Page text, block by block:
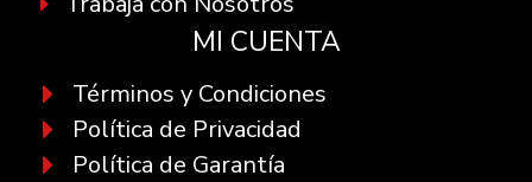
MI CUENTA
Términos y Condiciones
Política de Privacidad
Política de Garantía